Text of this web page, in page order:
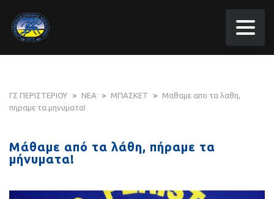
ΓΣ ΠΕΡΙΣΤΕΡΙΟΥ > ΝΕΑ > ΜΠΑΣΚΕΤ >
Mαθαμε απο τα λαθη,
πηραμε τα μηνυματα!
Mάθαμε από τα λάθη, πήραμε τα
μήνυματα!